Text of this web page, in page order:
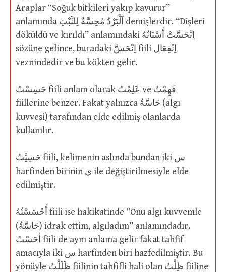
Araplar “Soğuk bitkileri yakıp kavurur”
anlamında اَلْبَرْدُ مُحِسَّةٌ لِلنَّبْتِ demişlerdir. “Dişleri
döküldü ve kırıldı” anlamındaki اِنْحَسَّتْ أَسْنَانُهُ
sözüne gelince, buradaki اِنْحَسَّ fiili اِنْفِعَال
veznindedir ve bu kökten gelir.
حَسِسْتُ fiili anlam olarak عَلِمْتُ ve فَهِمْتُ
fiillerine benzer. Fakat yalnızca حَاسَّةٌ (algı
kuvvesi) tarafından elde edilmiş olanlarda
kullanılır.
حَسِيْتُ fiili, kelimenin aslında bundan iki س
harfinden birinin ي ile değiştirilmesiyle elde
edilmiştir.
أَحْسَسْتُهُ fiili ise hakikatinde “Onu algı kuvvemle
(حَاسَّةٌ) idrak ettim, algıladım” anlamındadır.
أحَسْتُ fiili de aynı anlama gelir fakat tahfif
amacıyla iki س harfinden biri hazfedilmiştir. Bu
yönüyle ظَلَلْتُ fiilinin tahfifli hali olan ظِلْتُ fiiline